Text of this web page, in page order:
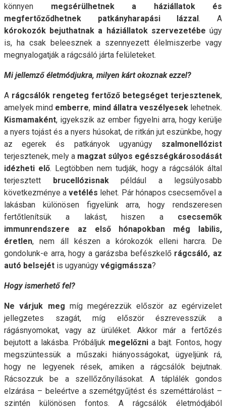
könnyen megsérülhetnek a háziállatok és
megfertőződhetnek patkányharapási lázzal. A
kórokozók bejuthatnak a háziállatok szervezetébe úgy
is, ha csak beleesznek a szennyezett élelmiszerbe vagy
megnyalogatják a rágcsáló járta felületeket.
Mi jellemző életmódjukra, milyen kárt okoznak ezzel?
A rágcsálók rengeteg fertőző betegséget terjesztenek,
amelyek mind emberre, mind állatra veszélyeseklehetnek.
Kismamaként, igyekszik az ember figyelni arra, hogy kerülje
a nyers tojást és a nyers húsokat, de ritkán jut eszünkbe, hogy
az egerek és patkányok ugyanúgy szalmonellózist
terjesztenek, mely a magzat súlyos egészségkárosodását
idézheti elő. Legtöbben nem tudják, hogy a rágcsálók által
terjesztett brucellózisnakpéldául a legsúlyosabb
következménye avetélés lehet. Pár hónapos csecsemővel a
lakásban különösen figyelünk arra, hogy rendszeresen
fertőtlenítsük a lakást, hiszen a csecsemők
immunrendszere az első hónapokban még labilis,
éretlen, nem áll készen a kórokozók elleni harcra. De
gondolunk-e arra, hogy a garázsba befészkelő rágcsáló, az
autó belsejét is ugyanúgy végigmássza?
Hogy ismerhető fel?
Ne várjuk meg míg megérezzük először az egérvizelet
jellegzetes szagát, míg először észrevesszük a
rágásnyomokat, vagy az ürüléket. Akkor már a fertőzés
bejutott a lakásba. Próbáljuk megelőzni a bajt. Fontos, hogy
megszüntessük a műszaki hiányosságokat, ügyeljünk rá,
hogy ne legyenek rések, amiken a rágcsálók bejutnak.
Rácsozzuk be a szellőzőnyílásokat. A táplálék gondos
elzárása – beleértve a szemétgyűjtést és szeméttárolást –
szintén különösen fontos. A rágcsálók életmódjából